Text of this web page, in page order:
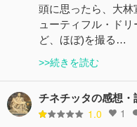
頭に思ったら、大
ューティフル・ド
ど、ほぼ)を撮る…
>>続きを読む
チネチッタの感想・
1.0 1